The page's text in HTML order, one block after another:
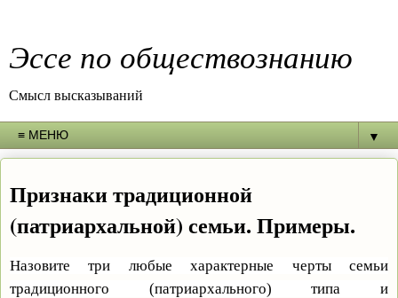
Эссе по обществознанию
Смысл высказываний
▼
Признаки традиционной
(патриархальной) семьи. Примеры.
Назовите три любые характерные черты семьи
традиционного (патриархального) типа и